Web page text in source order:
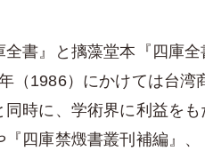
書』と摛藻堂本『四庫
（1986）にかけては台
時に、学術界に利益を
四庫禁燬書叢刊補編』